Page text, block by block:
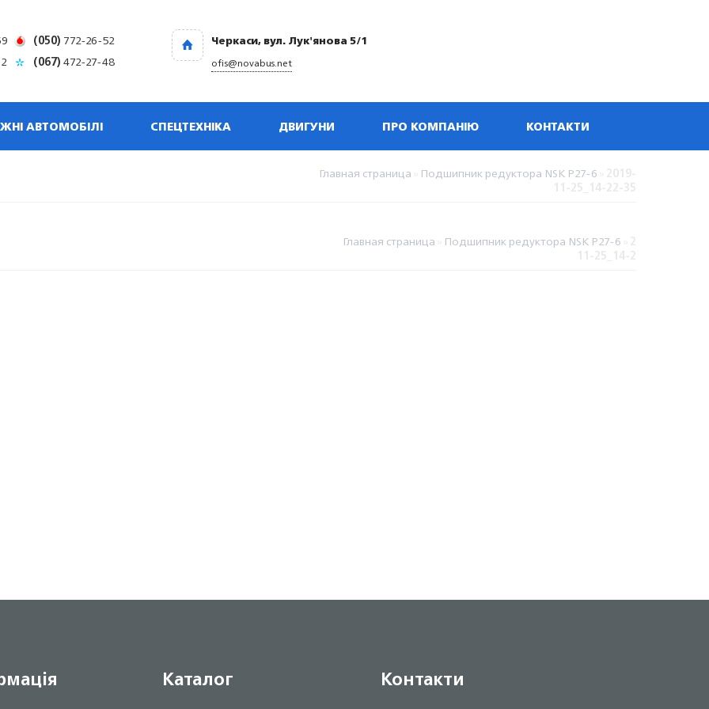
(050) 772-26-52
(067)472-27-48
Черкаси, вул. Лук'янова 5/1
ofis@novabus.net
АВТОМОБІЛІ СПЕЦТЕХНІКА ДВИГУНИ ПРО КОМПАНІЮ КОНТАКТИ
Главная страница Подшипник редуктора NSK P27-6
Главная страница Подшипник редуктора NSK P27-6
Каталог Контакти